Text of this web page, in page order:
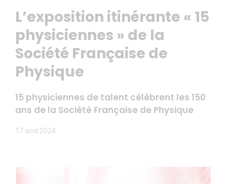
L’exposition itinérante « 15
physiciennes » de la
Société Française de
Physique
15 physiciennes de talent célèbrent les 150
ans de la Société Française de Physique
17 avril 2024